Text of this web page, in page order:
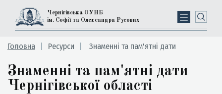
Чернігівська ОУНБ
ім. Софії та Олександра Русових
Головна Ресурси Знаменні та пам'ятні дати
Знаменні та пам'ятні дати
Чернігівської області